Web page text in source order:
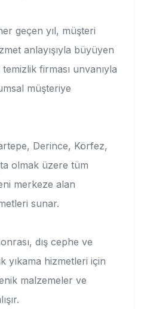
geçen yıl, müşteri
anlayışıyla büyüyen
firması unvanıyla
müşteriye
Derince, Körfez,
olmak üzere tüm
merkeze alan
sunar.
dış cephe ve
yıkama hizmetleri için
malzemeler ve